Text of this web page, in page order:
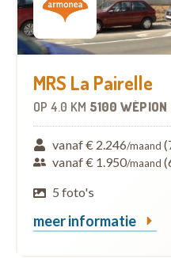
MRS La Pairelle
OP 4.0 KM 5100 WÉPION
vanaf € 2.246/maand
vanaf € 1.950/maand
5 foto's
meer informatie